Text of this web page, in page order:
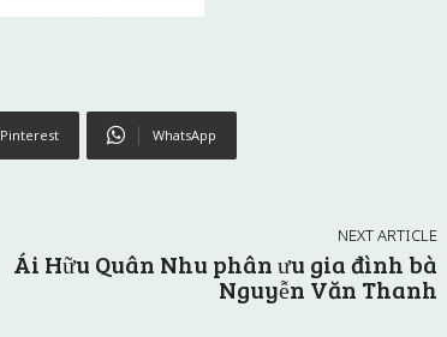
Pinterest WhatsApp
NEXT ARTICLE
Ái Hữu Quân Nhu phân ưu gia đình bà
Nguyễn Văn Thanh